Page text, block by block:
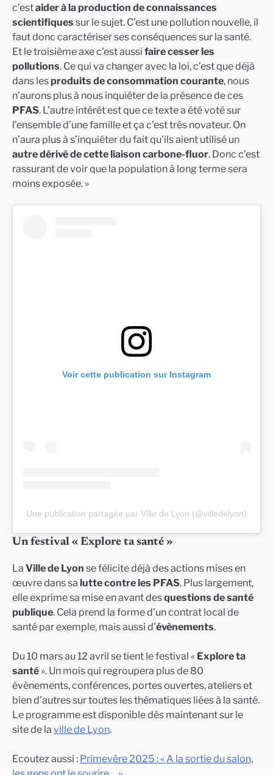
c’estaider à la production de connaissances
scientifiques sur le sujet. C’est une pollution nouvelle, il
faut donc caractériser ses conséquences sur la santé.
Et le troisième axe c’est aussi faire cesser les
pollutions. Ce qui va changer avec la loi, c’est que déjà
dans les produits de consommation courante, nous
n’aurons plus à nous inquiéter de la présence de ces
PFAS. L’autre intérêt est que ce texte a été voté sur
l’ensemble d’une famille et ça c’est très novateur. On
n’aura plus à s’inquiéter du fait qu’ils aient utilisé un
autre dérivé de cette liaison carbone-fluor. Donc c’est
rassurant de voir que la population à long terme sera
moins exposée. »
Voir cette publication sur Instagram
Une publication partagée par Ville de Lyon (@villedelyon)
Un festival « Explore ta santé »
La Ville de Lyon se félicite déjà des actions mises en
œuvre dans sa lutte contre les PFAS. Plus largement,
elle exprime sa mise en avant desquestions de santé
publique. Cela prend la forme d’un contrat local de
santé par exemple, mais aussi d’évènements.
Du 10 mars au 12 avril se tient le festival « Explore ta
santé ». Un mois qui regroupera plus de 80
évènements, conférences, portes ouvertes, ateliers et
bien d’autres sur toutes les thématiques liées à la santé.
Le programme est disponible dès maintenant sur le
site de la ville de Lyon.
Ecoutez aussi : Primevère 2025 : « A la sortie du salon,